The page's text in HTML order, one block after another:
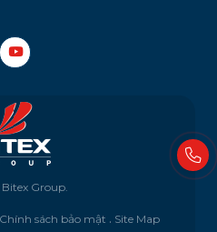
Group.
Chính sách bảo mật Site Map